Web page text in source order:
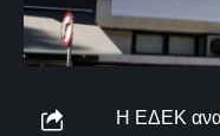
Η ΕΔΕΚ